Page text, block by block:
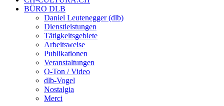
BÜRO DLB
Daniel Leutenegger (dlb)
Dienstleistungen
Tätigkeitsgebiete
Arbeitsweise
Publikationen
Veranstaltungen
O-Ton / Video
dlb-Vogel
Nostalgia
Merci